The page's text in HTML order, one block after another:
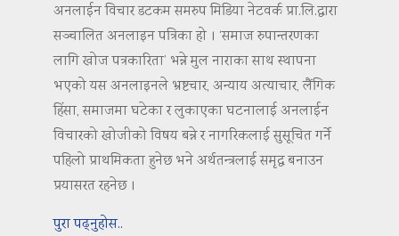
अनलाईन विचार डटकम समरुप मिडिया नेटवर्क प्रा.लि.द्वारा
सञ्चालित अनलाइन पत्रिका हो । ‘समाज रुपान्तरणका
लागि खोज पत्रकारिता’ भन्ने मुल नाराका साथ स्थापना
भएको यस अनलाइनले भ्रष्टचार, अन्याय अत्याचार, लैंगिक
हिंसा, समाजमा घटेका र लुकाएका घटनालाई अनलाईन
विचारको खोजीको विषय बन्ने र नागरिकलाई सुसूचित गर्ने
पहिलो प्राथमिकता हुनेछ भने अर्थतन्त्रलाई समृद्ध बनाउन
प्रयासरत रहनेछ ।
पुरा पढ्नुहोस..